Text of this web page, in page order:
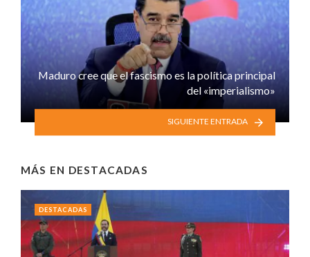
Maduro cree que el fascismo es la política principal
del «imperialismo»
SIGUIENTE ENTRADA
MÁS EN DESTACADAS
DESTACADAS